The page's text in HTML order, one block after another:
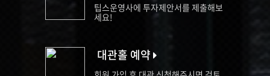
팁스운영사에 투자제안서를 제출해보
세요!
대관홀 예약